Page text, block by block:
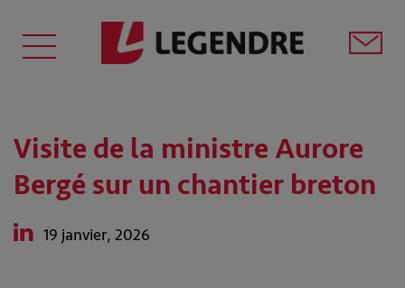
Visite de la ministre Aurore
Bergé sur un chantier breton
19 janvier, 2026